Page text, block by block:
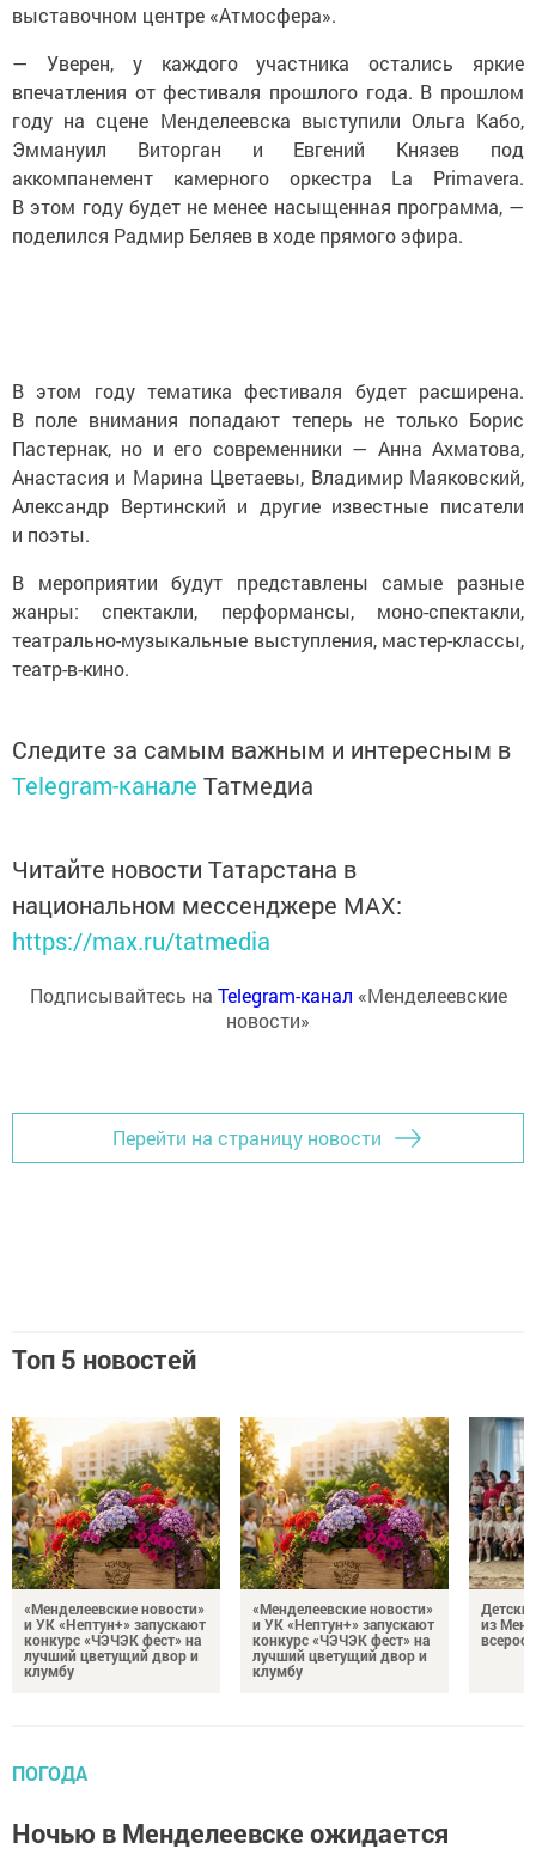
выставочном центре «Атмосфера».
— Уверен, у каждого участника остались яркие
впечатления от фестиваля прошлого года. В прошлом
году на сцене Менделеевска выступили Ольга Кабо,
Эммануил Виторган и Евгений Князев под
аккомпанемент камерного оркестра La Primavera.
В этом году будет не менее насыщенная программа, —
поделился Радмир Беляев в ходе прямого эфира.
В этом году тематика фестиваля будет расширена.
В поле внимания попадают теперь не только Борис
Пастернак, но и его современники — Анна Ахматова,
Анастасия и Марина Цветаевы, Владимир Маяковский,
Александр Вертинский и другие известные писатели
и поэты.
В мероприятии будут представлены самые разные
жанры: спектакли, перформансы, моно-спектакли,
театрально-музыкальные выступления, мастер-классы,
театр-в-кино.
Следите за самым важным и интересным в
Telegram-канале Татмедиа
Читайте новости Татарстана в
национальном мессенджере MАХ:
https://max.ru/tatmedia
Подписывайтесь на Telegram-канал «Менделеевские
новости»
Перейти на страницу новости
Топ 5 новостей
«Менделеевские новости»
и УК «Нептун+» запускают
конкурс «ЧЭЧЭК фест» на
лучший цветущий двор и
клумбу
«Менделеевские новости»
и УК «Нептун+» запускают
конкурс «ЧЭЧЭК фест» на
лучший цветущий двор и
клумбу
из
ПОГОДА
Ночью в Менделеевске ожидается